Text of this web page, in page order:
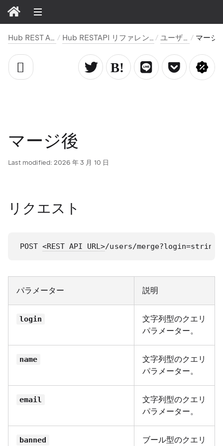
Hub REST API Hub RESTAPI リファレンス ユーザー
マージ後
Last modified: 2026 年 3 月 10 日
リクエスト
POST <REST API URL>/users/
パラメーター 説明
login
文字列型のクエリ
パラメーター。
name
文字列型のクエリ
パラメーター。
email
文字列型のクエリ
パラメーター。
banned ブール型のクエリ